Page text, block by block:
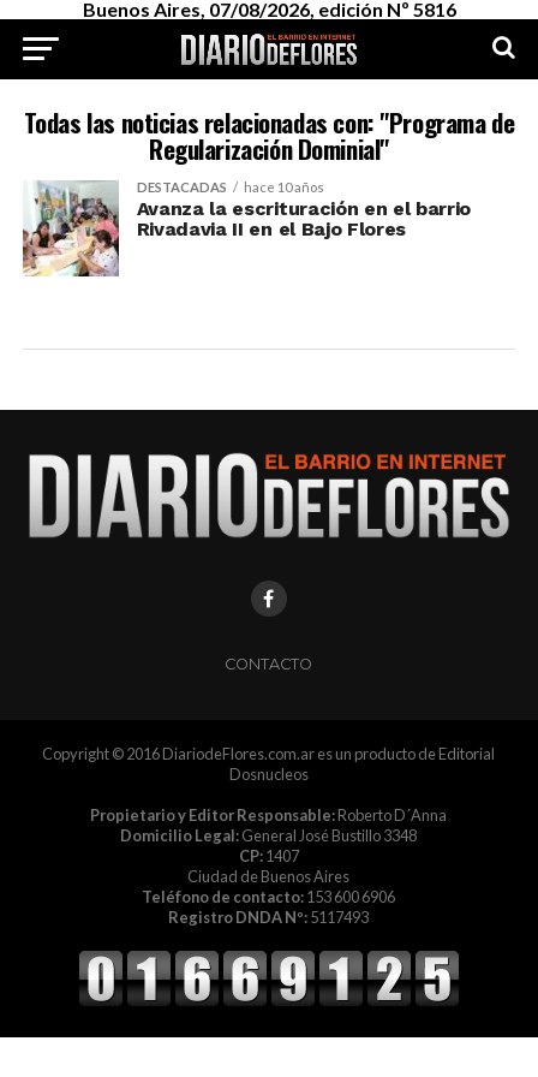
Buenos Aires, 07/08/2026, edición Nº 5816
Todas las noticias relacionadas con: "Programa de
Regularización Dominial"
DESTACADAS hace 10 años
Avanza la escrituración en el barrio
Rivadavia II en el Bajo Flores
CONTACTO
Copyright © 2016 DiariodeFlores.com.ar es un producto de Editorial
Dosnucleos
Propietario y Editor Responsable:Roberto D´Anna
Domicilio Legal:General José Bustillo 3348
CP:1407
Ciudad de Buenos Aires
Teléfono de contacto:153 600 6906
Registro DNDA Nº:5117493